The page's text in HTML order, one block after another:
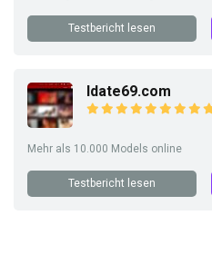
Testbericht lesen
Idate69.com
Mehr als 10.000 Models online
Testbericht lesen